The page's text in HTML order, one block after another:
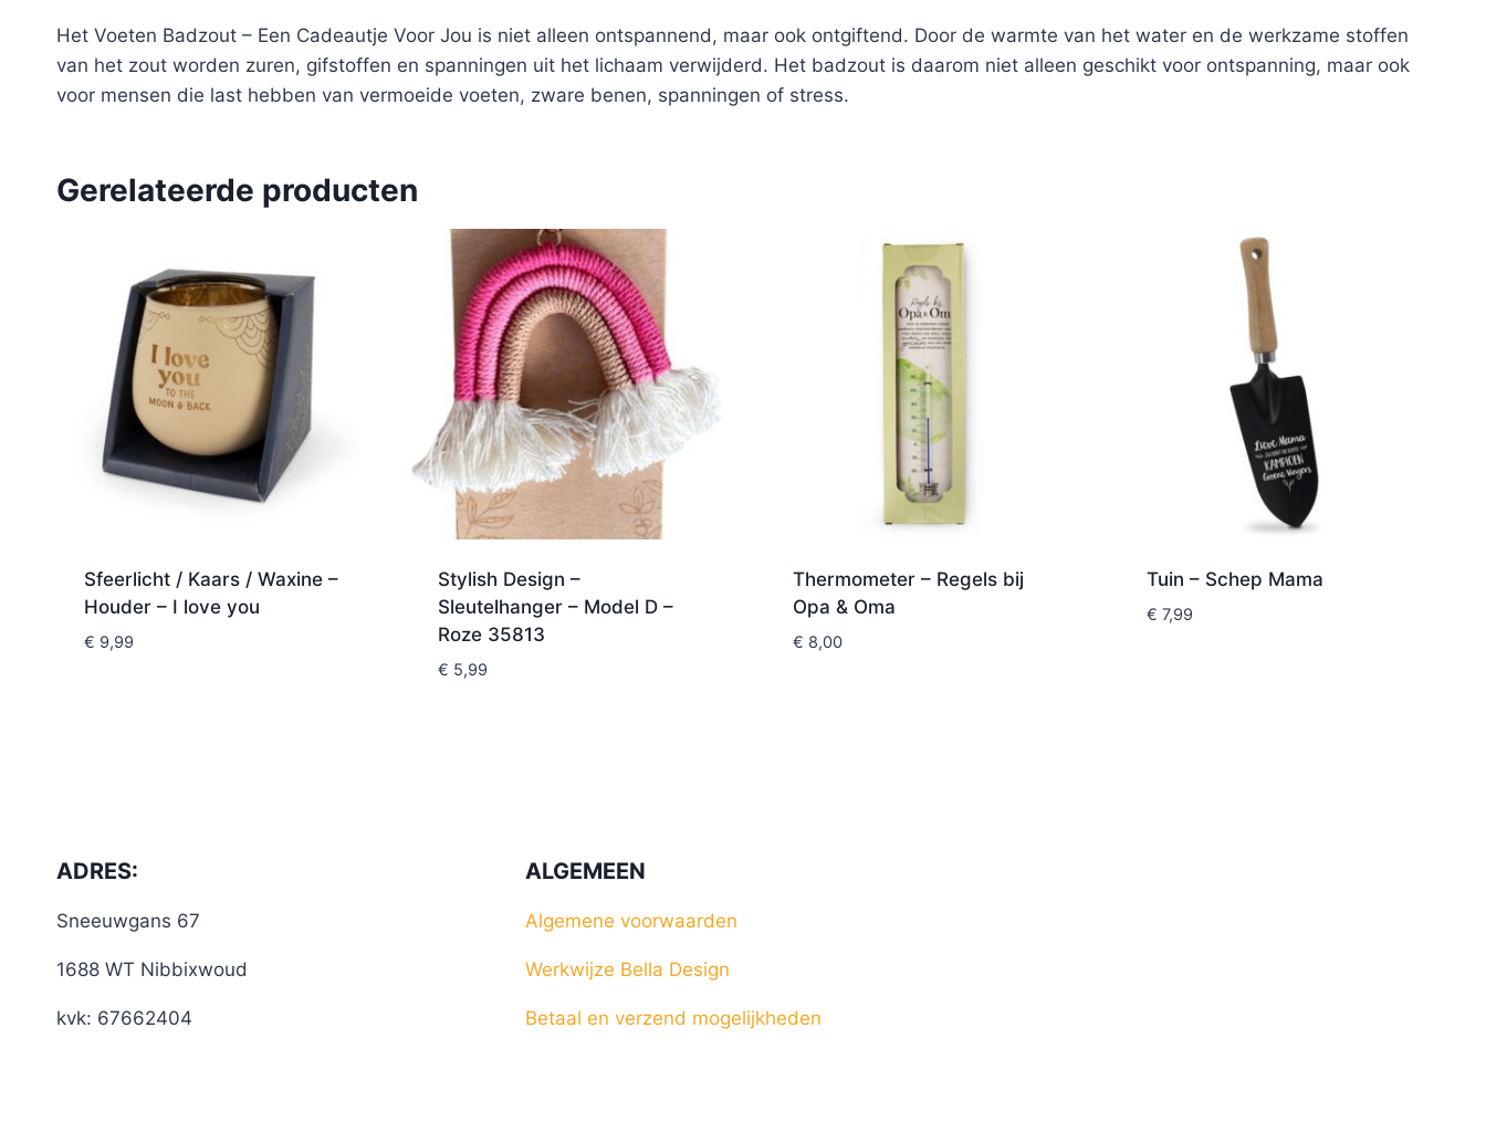
Het Voeten Badzout – Een Cadeautje Voor Jou is niet alleen ontspannend, maar ook ontgiftend. Door de warmte van het water en de werkzame stoffen
van het zout worden zuren, gifstoffen en spanningen uit het lichaam verwijderd. Het badzout is daarom niet alleen geschikt voor ontspanning, maar ook
voor mensen die last hebben van vermoeide voeten, zware benen, spanningen of stress.
Gerelateerde producten
Sfeerlicht / Kaars / Waxine –
Houder – I love you
€ 9,99
Stylish Design –
Sleutelhanger – Model D –
Roze 35813
€ 5,99
Thermometer – Regels bij
Opa & Oma
€ 8,00
Tuin – Schep Mama
€ 7,99
ADRES:
Sneeuwgans 67
1688 WT Nibbixwoud
kvk: 67662404
ALGEMEEN
Algemene voorwaarden
Werkwijze Bella Design
Betaal en verzend mogelijkheden